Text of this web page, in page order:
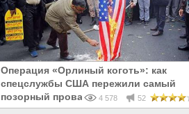
Операция «Орлиный коготь»: как
спецслужбы США пережили самый
позорный провал в истории
4 578 52